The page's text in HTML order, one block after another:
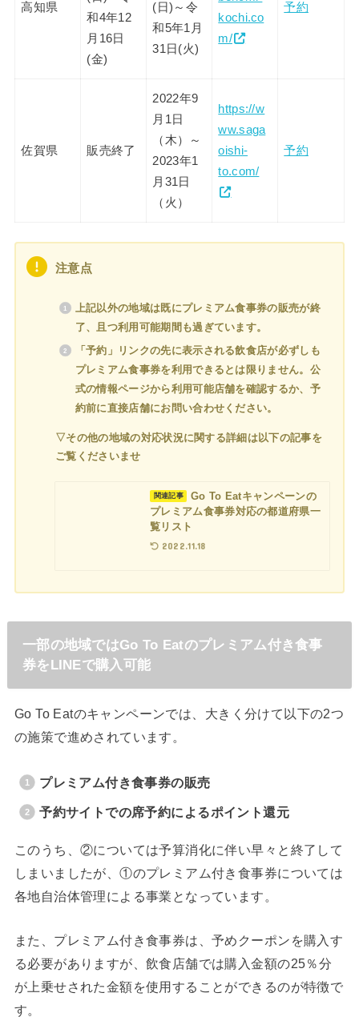
高知県
和4年12
月16日
(金)
(日)～令
和5年1月
31日(火)
kochi.co
m/
予約
佐賀県 販売終了
2022年9
月1日
（木）～
2023年1
月31日
（火）
https://w
ww.saga
oishi-
to.com/
予約
注意点
上記以外の地域は既にプレミアム食事券の販売が終
了、且つ利用可能期間も過ぎています。
「予約」リンクの先に表示される飲食店が必ずしも
プレミアム食事券を利用できるとは限りません。公
式の情報ページから利用可能店舗を確認するか、予
約前に直接店舗にお問い合わせください。
▽その他の地域の対応状況に関する詳細は以下の記事を
ご覧くださいませ
関連記事
Go To Eatキャンペーンの
プレミアム食事券対応の都道府県一
覧リスト
2022.11.18
一部の地域ではGo To Eatのプレミアム付き食事
券をLINEで購入可能
Go To Eatのキャンペーンでは、大きく分けて以下の2つ
の施策で進めされています。
プレミアム付き食事券の販売
予約サイトでの席予約によるポイント還元
このうち、②については予算消化に伴い早々と終了して
しまいましたが、①のプレミアム付き食事券については
各地自治体管理による事業となっています。
また、プレミアム付き食事券は、予めクーポンを購入す
る必要がありますが、飲食店舗では購入金額の25％分
が上乗せされた金額を使用することができるのが特徴で
す。